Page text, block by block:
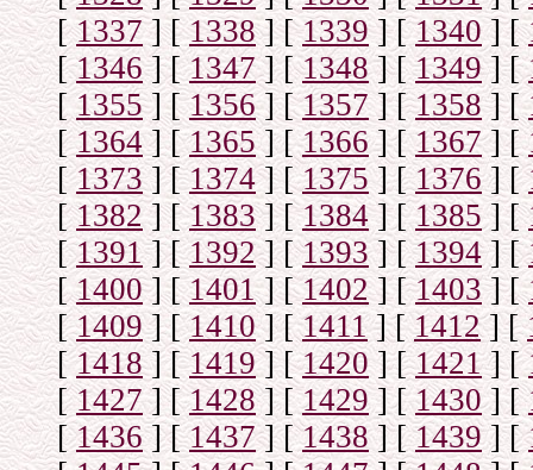
[1337] [1338] [1339] [1340] [
[1346] [1347] [1348] [1349] [
[ 1355] [1356] [1357] [1358] [
[1364] [1365] [1366] [1367] [
[1373] [1374] [1375 ] [1376] [
[1382] [1383] [1384] [1385] [
[1391] [1392] [1393] [1394] [
[1400] [1401] [1402] [1403] [
[1409] [1410] [1411] [1412] [
[1418] [1419] [1420 ] [1421] [
[1427] [1428] [1429] [1430] [
[1436] [1437] [1438] [1439] [